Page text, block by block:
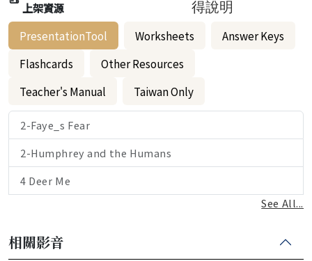
上架資源
得說明
PresentationTool Worksheets
Answer Keys
Flashcards
Other Resources
Teacher's Manual
Taiwan Only
2-Faye_s Fear
2-Humphrey and the Humans
4 Deer Me
See All...
相關影音